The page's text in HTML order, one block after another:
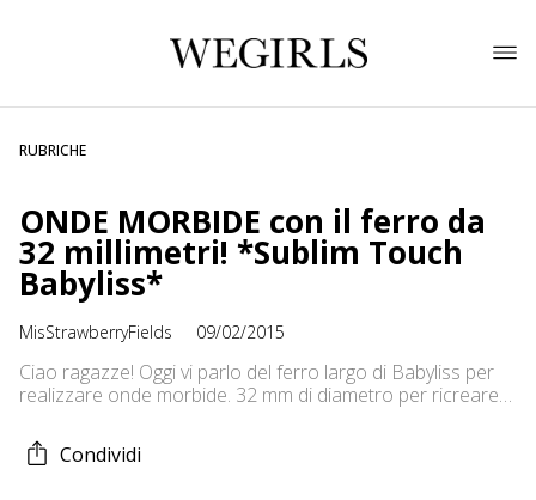
RUBRICHE
ONDE MORBIDE con il ferro da
32 millimetri! *Sublim Touch
Babyliss*
MisStrawberryFields 09/02/2015
Ciao ragazze! Oggi vi parlo del ferro largo di Babyliss per
realizzare onde morbide. 32 mm di diametro per ricreare
Condividi